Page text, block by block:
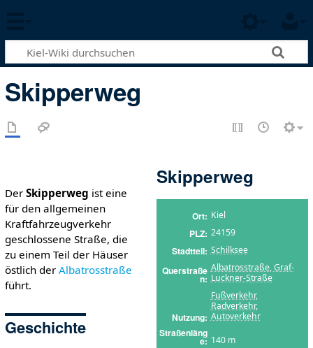
Skipperweg
Skipperweg
Ort Kiel
PLZ 24159
Stadtteil Schilksee
Querstraße
n
Albatrosstraße,Graf-
Luckner-Straße
Nutzung
Fußverkehr,
Radverkehr,
Autoverkehr
Straßenläng
e 140 m
Der Skipperweg ist eine
für den allgemeinen
Kraftfahrzeugverkehr
geschlossene Straße, die
zu einem Teil der Häuser
östlich der Albatrosstraße
führt.
Geschichte